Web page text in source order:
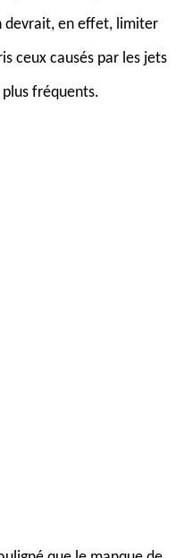
devrait, en effet, limiter
ceux causés par les jets
fréquents.